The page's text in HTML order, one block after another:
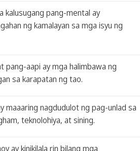
kalusugang pang-mental ay
ng kamalayan sa mga isyu ng
pang-aapi ay mga halimbawa ng
sa karapatan ng tao.
maaaring nagdudulot ng pag-unlad sa
teknolohiya, at sining.
ay kinikilala rin bilang mga